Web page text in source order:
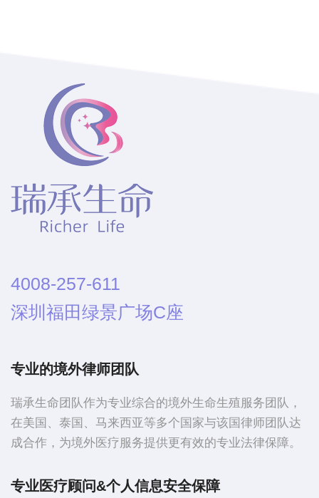
4008-257-611
深圳福田绿景广场C座
专业的境外律师团队
瑞承生命团队作为专业综合的境外生命生殖服务团队，
在美国、泰国、马来西亚等多个国家与该国律师团队达
成合作，为境外医疗服务提供更有效的专业法律保障。
专业医疗顾问&个人信息安全保障